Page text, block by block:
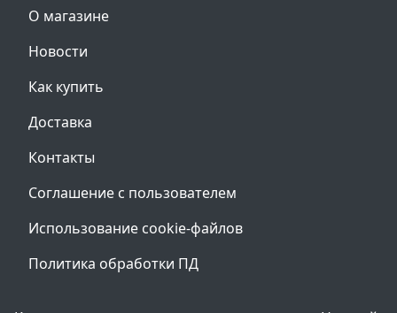
О магазине
Новости
Как купить
Доставка
Контакты
Соглашение с пользователем
Использование cookie-файлов
Политика обработки ПД